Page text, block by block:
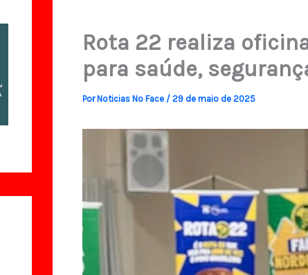
Rota 22 realiza
para saúde,
PorNoticias No Face / 29 de maio de 2025